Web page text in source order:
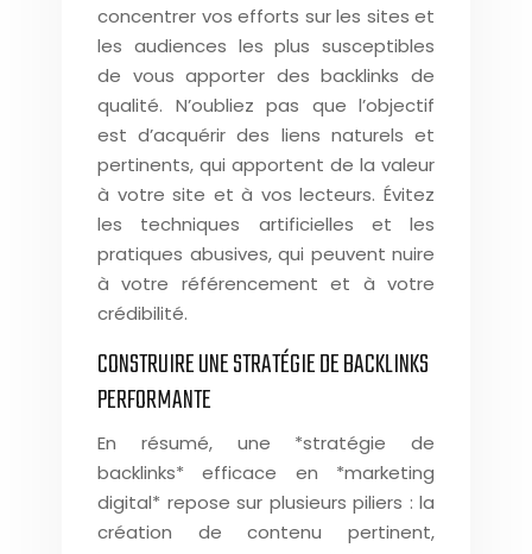
concentrer vos efforts sur les sites et
les audiences les plus susceptibles
de vous apporter des backlinks de
qualité. N’oubliez pas que l’objectif
est d’acquérir des liens naturels et
pertinents, qui apportent de la valeur
à votre site et à vos lecteurs. Évitez
les techniques artificielles et les
pratiques abusives, qui peuvent nuire
à votre référencement et à votre
crédibilité.
CONSTRUIRE UNE STRATÉGIE DE BACKLINKS
PERFORMANTE
En résumé, une *stratégie de
backlinks* efficace en *marketing
digital* repose sur plusieurs piliers : la
création de contenu pertinent,